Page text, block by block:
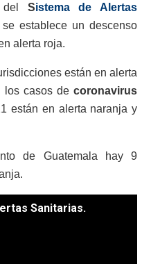
Sistema de Alertas
establece un descenso
alerta roja.
están en alerta
los casos de coronavirus
están en alerta naranja y
de Guatemala hay 9
Sanitarias.